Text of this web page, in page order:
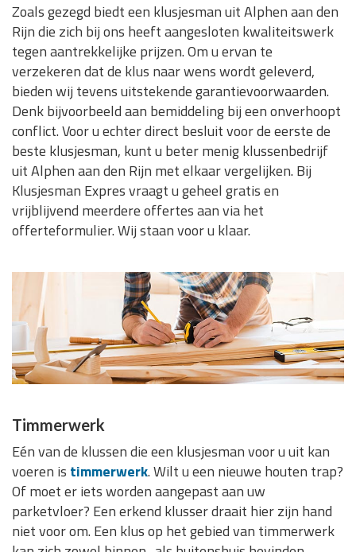
Zoals gezegd biedt een klusjesman uit Alphen aan den
Rijn die zich bij ons heeft aangesloten kwaliteitswerk
tegen aantrekkelijke prijzen. Om u ervan te
verzekeren dat de klus naar wens wordt geleverd,
bieden wij tevens uitstekende garantievoorwaarden.
Denk bijvoorbeeld aan bemiddeling bij een onverhoopt
conflict. Voor u echter direct besluit voor de eerste de
beste klusjesman, kunt u beter menig klussenbedrijf
uit Alphen aan den Rijn met elkaar vergelijken. Bij
Klusjesman Expres vraagt u geheel gratis en
vrijblijvend meerdere offertes aan via het
offerteformulier. Wij staan voor u klaar.
Timmerwerk
Eén van de klussen die een klusjesman voor u uit kan
voeren is timmerwerk. Wilt u een nieuwe houten trap?
Of moet er iets worden aangepast aan uw
parketvloer? Een erkend klusser draait hier zijn hand
niet voor om. Een klus op het gebied van timmerwerk